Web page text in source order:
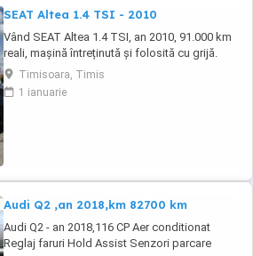
SEAT Altea 1.4 TSI - 2010
Vând SEAT Altea 1.4 TSI, an 2010, 91.000 km
reali, mașină întreținută și folosită cu grijă.
Motor 1.4 TSI, confortabilă, spațioasă și
economică, ideală atât pentru oraș cât și
pentru drumuri lungi. Anvelope de vară Pirelli
Timisoara, Timis
1 ianuarie
Audi Q2 ,an 2018,km 82700 km
Audi Q2 - an 2018,116 CP Aer conditionat
Reglaj faruri Hold Assist Senzori parcare